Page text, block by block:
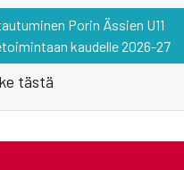
Porin Ässien U11
kaudelle 2026-27
tästä